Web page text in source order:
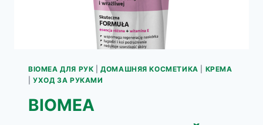
BIOMEA ДЛЯ РУК |ДОМАШНЯЯ КОСМЕТИКА
КРЕМА
|УХОД ЗА РУКАМИ
BIOMEA